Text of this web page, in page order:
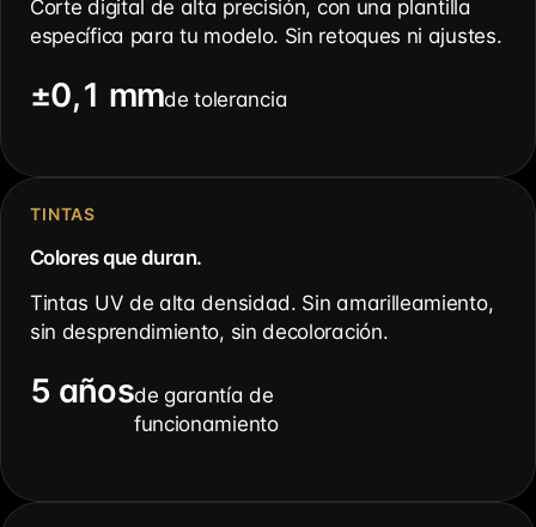
Corte digital de alta precisión, con una plantilla
específica para tu modelo. Sin retoques ni ajustes.
±0,1 mmde tolerancia
TINTAS
Colores que duran.
Tintas UV de alta densidad. Sin amarilleamiento,
sin desprendimiento, sin decoloración.
5 añosde garantía de
funcionamiento